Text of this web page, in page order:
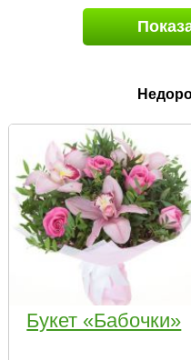
Букет «Бабочки»